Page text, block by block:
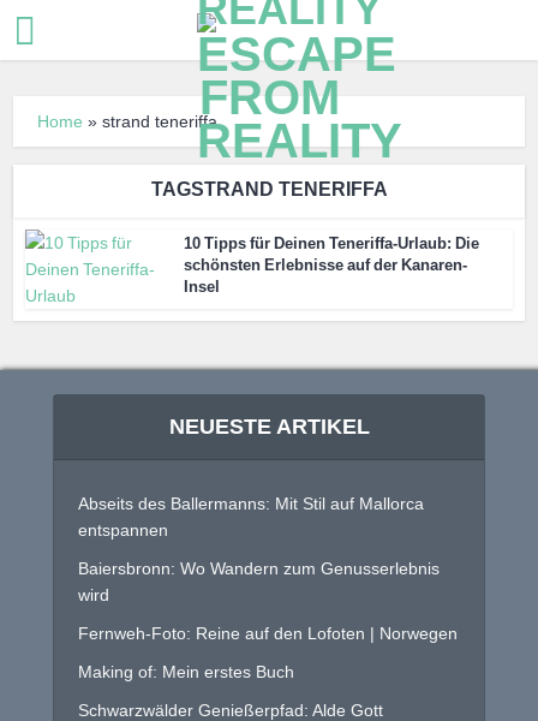
Home »strand teneriffa
TAGSTRAND TENERIFFA
10 Tipps für Deinen Teneriffa-Urlaub: Die
schönsten Erlebnisse auf der Kanaren-
Insel
NEUESTE ARTIKEL
Abseits des Ballermanns: Mit Stil auf Mallorca
entspannen
Baiersbronn: Wo Wandern zum Genusserlebnis
wird
Fernweh-Foto: Reine auf den Lofoten | Norwegen
Making of: Mein erstes Buch
Schwarzwälder Genießerpfad: Alde Gott